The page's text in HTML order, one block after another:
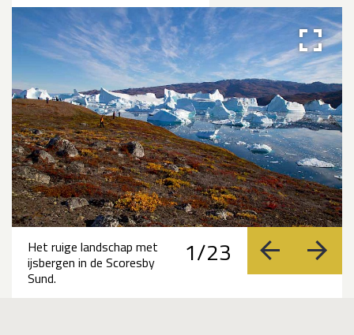
1/23 vorige
Het ruige landschap met
ijsbergen in de Scoresby
Sund.